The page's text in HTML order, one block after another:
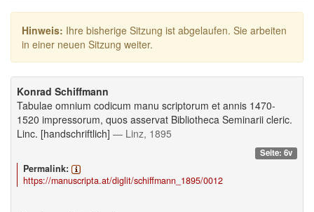
Hinweis: Ihre bisherige Sitzung ist abgelaufen. Sie arbeiten
in einer neuen Sitzung weiter.
Konrad Schiffmann
Tabulae omnium codicum manu scriptorum et annis 1470-
1520 impressorum, quos asservat Bibliotheca Seminarii cleric.
Linc. [handschriftlich] — Linz, 1895
Seite: 6v
Permalink:
https://manuscripta.at/diglit/schiffmann_1895/0012